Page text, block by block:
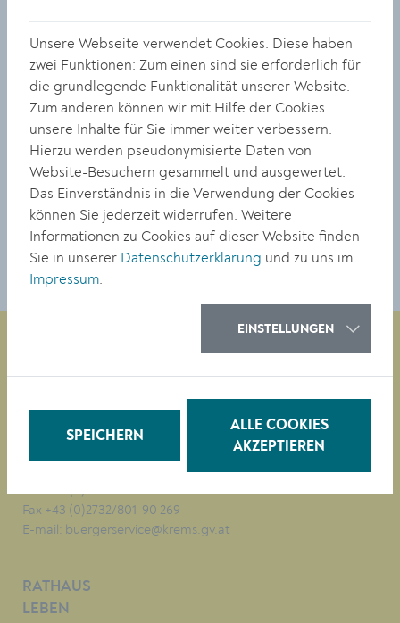
Foto: Die Ensemble-Mitglieder Stadtrat Helmut Mayer,
Maximilian Schreiner, Hanna Mayer, Gemeinderat Mag.
Klaus Bergmaier, Gemeinderat Alfred Friedl und Leni
Gaßner (nicht am Bild) überreichten den Scheck an
Vizebürgermeisterin Eva Hollerer und Bürgermeister
Dr. Reinhard Resch.
TEILEN
Obere Landstraße 4
A-3500 Krems
Fax +43 (0)2732/801-90 269
E-mail: buergerservice@krems.gv.at
RATHAUS
LEBEN
Unsere Webseite verwendet Cookies. Diese haben
zwei Funktionen: Zum einen sind sie erforderlich für
die grundlegende Funktionalität unserer Website.
Zum anderen können wir mit Hilfe der Cookies
unsere Inhalte für Sie immer weiter verbessern.
Hierzu werden pseudonymisierte Daten von
Website-Besuchern gesammelt und ausgewertet.
Das Einverständnis in die Verwendung der Cookies
können Sie jederzeit widerrufen. Weitere
Informationen zu Cookies auf dieser Website finden
Sie in unserer Datenschutzerklärung und zu uns im
Impressum.
EINSTELLUNGEN
SPEICHERN
ALLE COOKIES
AKZEPTIEREN